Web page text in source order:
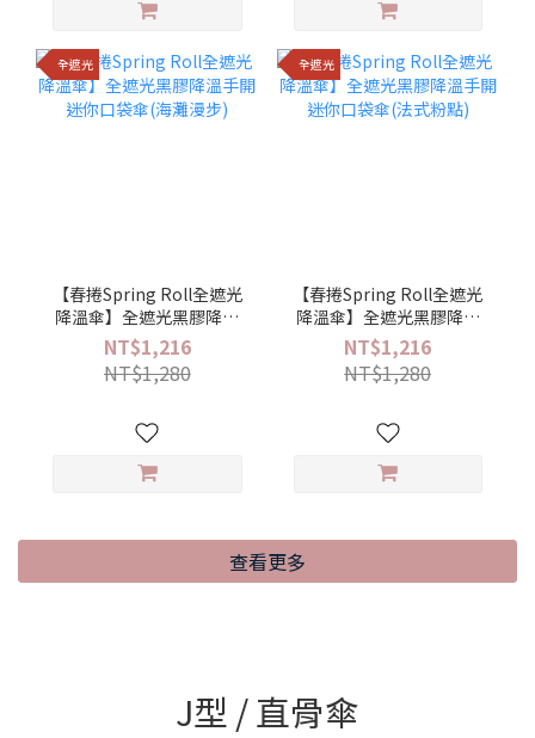
全遮光
【春捲Spring Roll全遮光
降溫傘】全遮光黑膠降溫
手開迷你口袋傘(海灘漫步)
NT$1,216
NT$1,280
全遮光
【春捲Spring Roll全遮光
降溫傘】全遮光黑膠降溫
手開迷你口袋傘(法式粉點)
NT$1,216
NT$1,280
查看更多
J型 / 直骨傘